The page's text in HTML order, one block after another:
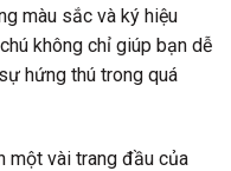
màu sắc và ký hiệu
không chỉ giúp bạn dễ
hứng thú trong quá
một vài trang đầu của